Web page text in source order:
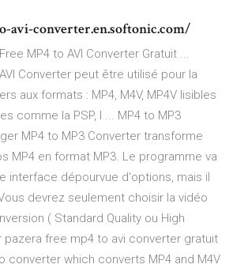
avi-converter.en.softonic.com/
MP4 to AVI Converter Gratuit ...
Converter peut être utilisé pour la
aux formats : MP4, M4V, MP4V lisibles
comme la PSP, l ... MP4 to MP3
MP4 to MP3 Converter transforme
MP4 en format MP3. Le programme va
interface dépourvue d'options, mais il
devrez seulement choisir la vidéo
( Standard Quality ou High
pazera free mp4 to avi converter gratuit
converter which converts MP4 and M4V